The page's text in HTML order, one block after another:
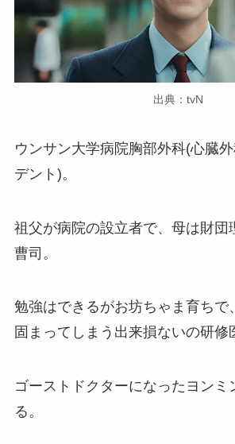
出典：tvN
ウンサン大学病院胸部外科(心臓
デント)。
祖父が病院の設立者で、母は財団
曹司。
勉強はできるがお坊ちゃま育ちで
固まってしまう出来損ないの研修
ゴーストドクターになったヨンミ
る。